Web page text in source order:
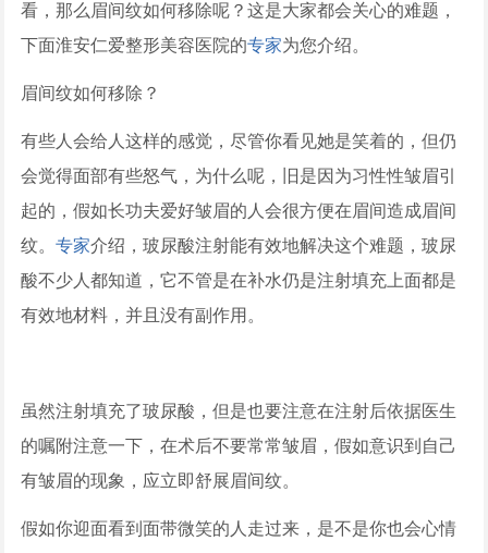
看，那么眉间纹如何移除呢？这是大家都会关心的难题，
下面淮安仁爱整形美容医院的专家为您介绍。
眉间纹如何移除？
有些人会给人这样的感觉，尽管你看见她是笑着的，但仍
会觉得面部有些怒气，为什么呢，旧是因为习性性皱眉引
起的，假如长功夫爱好皱眉的人会很方便在眉间造成眉间
纹。专家介绍，玻尿酸注射能有效地解决这个难题，玻尿
酸不少人都知道，它不管是在补水仍是注射填充上面都是
有效地材料，并且没有副作用。
虽然注射填充了玻尿酸，但是也要注意在注射后依据医生
的嘱附注意一下，在术后不要常常皱眉，假如意识到自己
有皱眉的现象，应立即舒展眉间纹。
假如你迎面看到面带微笑的人走过来，是不是你也会心情